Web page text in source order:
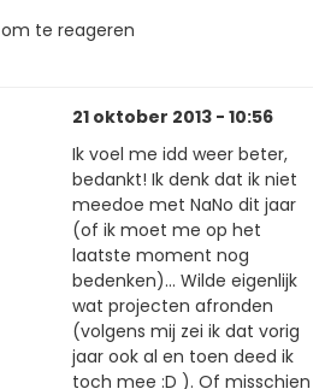
om te reageren
21 oktober 2013 - 10:56
Ik voel me idd weer beter,
bedankt! Ik denk dat ik niet
meedoe met NaNo dit jaar
(of ik moet me op het
laatste moment nog
bedenken)... Wilde eigenlijk
wat projecten afronden
(volgens mij zei ik dat vorig
jaar ook al en toen deed ik
toch mee :D ). Of misschien